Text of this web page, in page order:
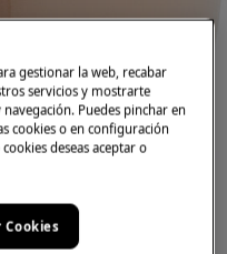
gestionar la web, recabar
servicios y mostrarte
Puedes pinchar en
cookies o en configuración
deseas aceptar o
Cookies